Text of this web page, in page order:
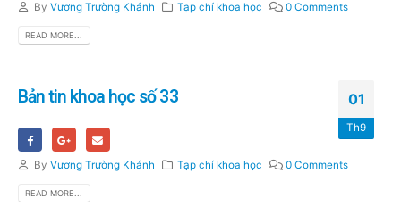
By Vương Trường Khánh Tạp chí khoa học 0 Comments
READ MORE...
01
Th9
Bản tin khoa học số 33
By Vương Trường Khánh Tạp chí khoa học 0 Comments
READ MORE...